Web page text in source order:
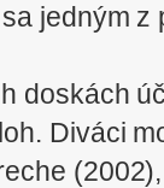
jedným
doskách
Diváci